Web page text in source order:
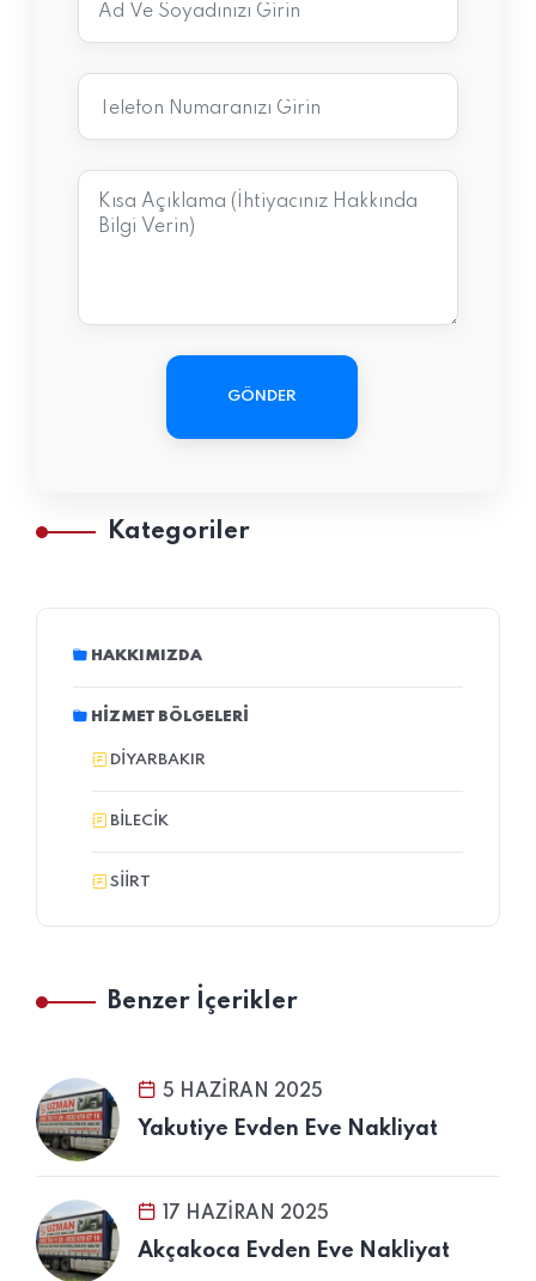
GÖNDER
Kategoriler
HAKKIMIZDA
HIZMET BÖLGELERI
DIYARBAKIR
BILECIK
SIIRT
Benzer İçerikler
5 HAZIRAN 2025
Yakutiye Evden Eve Nakliyat
17 HAZIRAN 2025
Akçakoca Evden Eve Nakliyat